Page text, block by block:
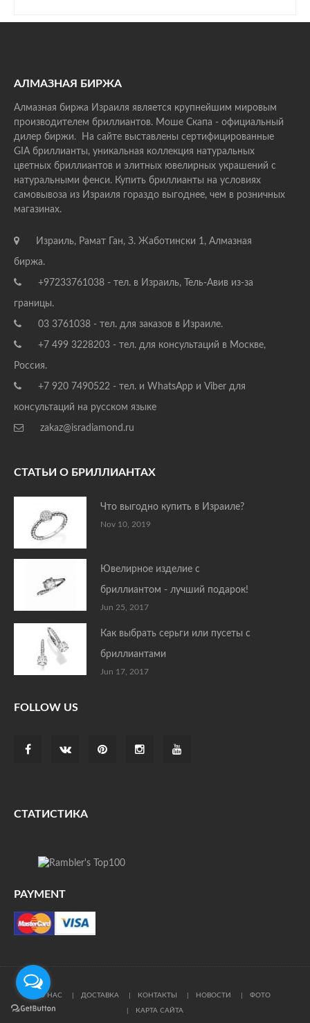
АЛМАЗНАЯ БИРЖА
Алмазная биржа Израиля является крупнейшим мировым
производителем бриллиантов. Моше Скапа - официальный
дилер биржи. На сайте выставлены сертифицированные
GIA бриллианты, уникальная коллекция натуральных
цветных бриллиантов и элитных ювелирных украшений с
натуральными фенси. Купить бриллианты на условиях
самовывоза из Израиля гораздо выгоднее, чем в розничных
магазинах.
Израиль, Рамат Ган, З. Жаботински 1, Алмазная
биржа.
+97233761038 - тел. в Израиль, Тель-Авив из-за
границы.
03 3761038 - тел. для заказов в Израиле.
+7 499 3228203 - тел. для консультаций в Москве,
Россия.
+7 920 7490522 - тел. и WhatsApp и Viber для
консультаций на русском языке
zakaz@isradiamond.ru
СТАТЬИ О БРИЛЛИАНТАХ
Что выгодно купить в Израиле?
Nov 10, 2019
Ювелирное изделие с
бриллиантом - лучший подарок!
Jun 25, 2017
Как выбрать серьги или пусеты с
бриллиантами
Jun 17, 2017
FOLLOW US
СТАТИСТИКА
PAYMENT
О НАС ДОСТАВКА КОНТАКТЫ НОВОСТИ ФОТО
КАРТА САЙТА